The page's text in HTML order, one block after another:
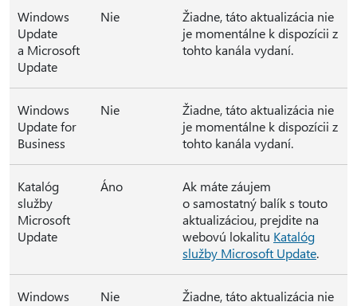
Windows
Update
a Microsoft
Update
Nie
Žiadne, táto aktualizácia nie
je momentálne k dispozícii z
tohto kanála vydaní.
Windows
Update for
Business
Nie
Žiadne, táto aktualizácia nie
je momentálne k dispozícii z
tohto kanála vydaní.
Katalóg
služby
Microsoft
Update
Áno
Ak máte záujem
o samostatný balík s touto
aktualizáciou, prejdite na
webovú lokalitu Katalóg
služby Microsoft Update.
Windows
Nie
Žiadne, táto aktualizácia nie